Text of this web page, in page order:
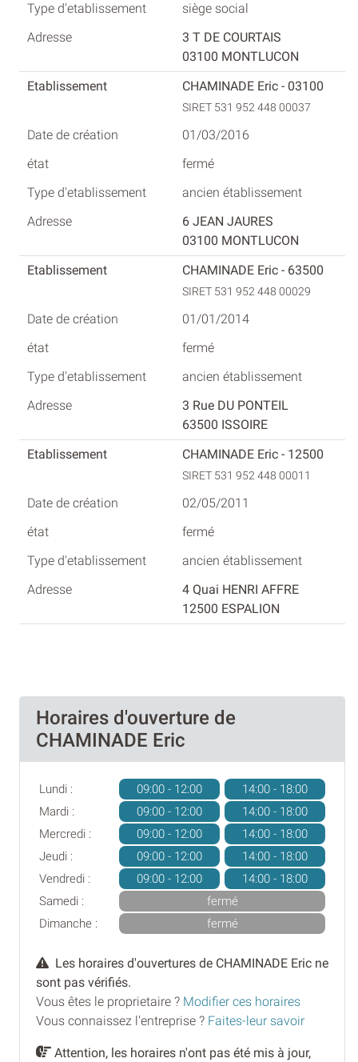
siège social
3 T DE COURTAIS
03100 MONTLUCON
CHAMINADE Eric - 03100
SIRET 531 952 448 00037
01/03/2016
fermé
ancien établissement
6 JEAN JAURES
03100 MONTLUCON
CHAMINADE Eric - 63500
SIRET 531 952 448 00029
01/01/2014
fermé
ancien établissement
3 Rue DU PONTEIL
63500 ISSOIRE
CHAMINADE Eric - 12500
SIRET 531 952 448 00011
02/05/2011
fermé
ancien établissement
4 Quai HENRI AFFRE
12500 ESPALION
Horaires d'ouverture de
CHAMINADE Eric
Lundi : 09:00 - 12:00
14:00 - 18:00
Mardi :
09:00 - 12:00
14:00 - 18:00
Mercredi :
09:00 - 12:00
14:00 - 18:00
Jeudi :
09:00 - 12:00
14:00 - 18:00
Vendredi :
09:00 - 12:00
14:00 - 18:00
Samedi :
fermé
Dimanche :
fermé
Les horaires d'ouvertures de CHAMINADE Eric ne
sont pas vérifiés.
Vous êtes le proprietaire ? Modifier ces horaires
Vous connaissez l'entreprise ? Faites-leur savoir
Attention, les horaires n'ont pas été mis à jour,